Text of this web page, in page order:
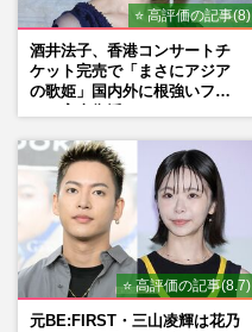
⭐ 高評価の記事(8)
酒井法子、香港コンサートチ
ケット完売で「まさにアジア
の歌姫」国内外に根強いファ
⭐ 高評価の記事(8.7)
元BE:FIRST・三山凌輝は花乃